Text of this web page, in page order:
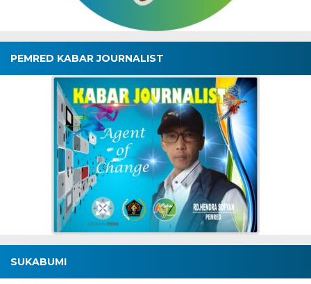
PEMRED KABAR JOURNALIST
SUKABUMI